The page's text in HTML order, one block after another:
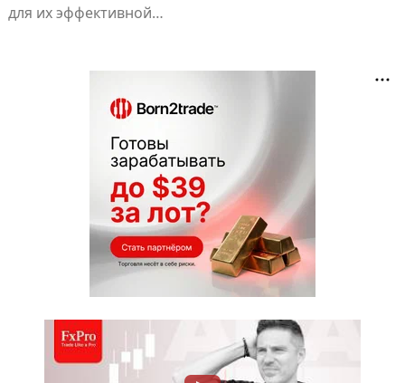
для их эффективной…